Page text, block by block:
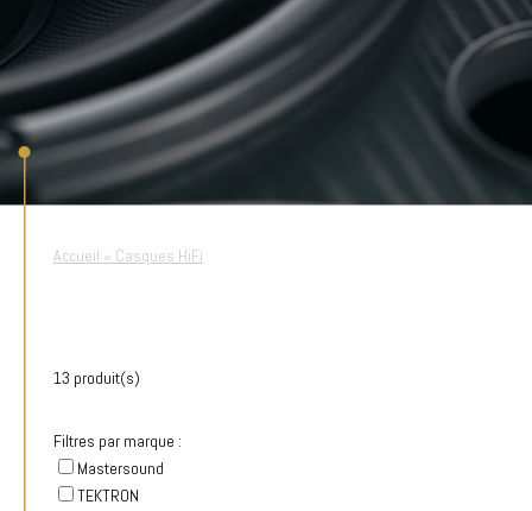
Accueil » Casques HiFi
13 produit(s)
Filtres par marque :
Mastersound
TEKTRON